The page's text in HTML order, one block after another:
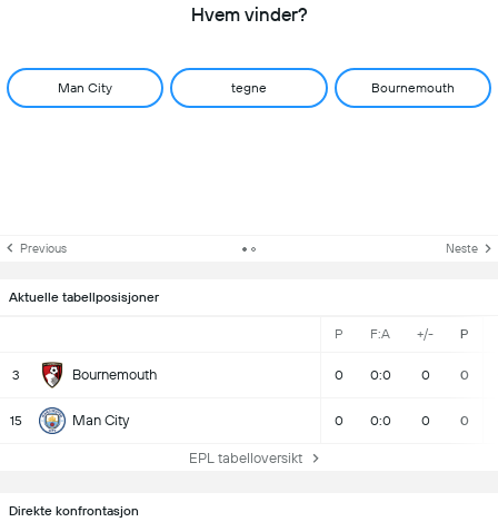
Hvem vinder?
Man City tegne Bournemouth
Previous Neste
Aktuelle tabellposisjoner
P F:A +/- P
3 Bournemouth 0 0:0 0 0
15 Man City 0 0:0 0 0
EPL tabelloversikt
Direkte konfrontasjon